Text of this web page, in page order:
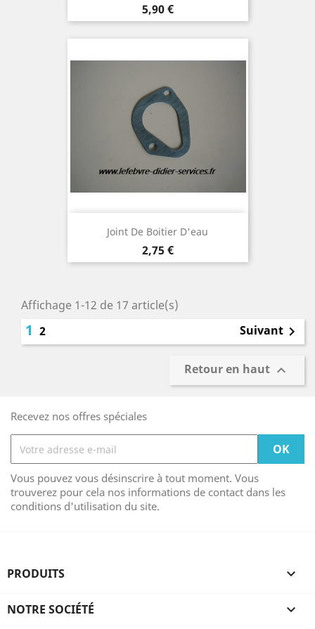
Prix
5,90 €
Joint De Boitier D'eau
Prix
2,75 €
Affichage 1-12 de 17 article(s)
1 2 Suivant 
Retour en haut 
Recevez nos offres spéciales
Vous pouvez vous désinscrire à tout moment. Vous
trouverez pour cela nos informations de contact dans les
conditions d'utilisation du site.
PRODUITS 
NOTRE SOCIÉTÉ 